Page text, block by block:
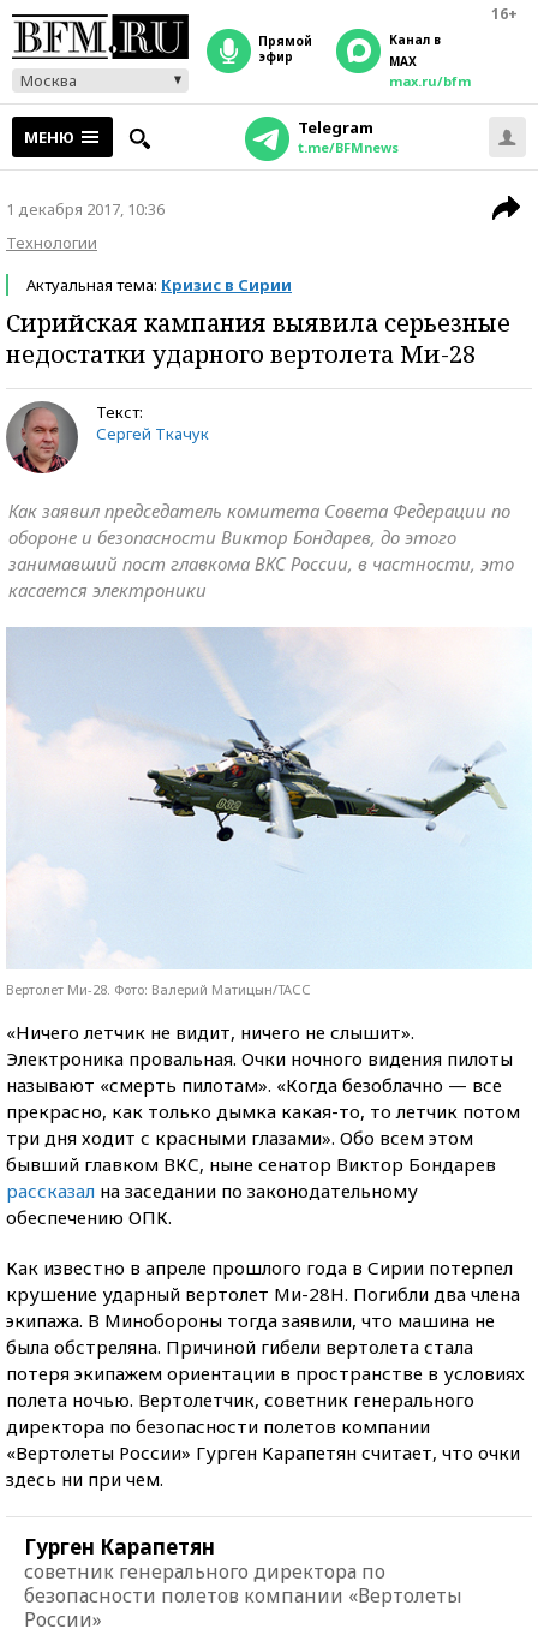
16+
Москва
прямой
эфир
Канал в
MAX
max.ru/bfm
МЕНЮ Telegram
t.me/BFMnews
1 декабря 2017, 10:36
Технологии
Актуальная тема: Кризис в Сирии
Сирийская кампания выявила серьезные
недостатки ударного вертолета Ми-28
Текст:
Сергей Ткачук
Как заявил председатель комитета Совета Федерации по
обороне и безопасности Виктор Бондарев, до этого
занимавший пост главкома ВКС России, в частности, это
касается электроники
Вертолет Ми-28. Фото: Валерий Матицын/ТАСС
«Ничего летчик не видит, ничего не слышит».
Электроника провальная. Очки ночного видения пилоты
называют «смерть пилотам». «Когда безоблачно — все
прекрасно, как только дымка какая-то, то летчик потом
три дня ходит с красными глазами». Обо всем этом
бывший главком ВКС, ныне сенатор Виктор Бондарев
рассказал на заседании по законодательному
обеспечению ОПК.
Как известно в апреле прошлого года в Сирии потерпел
крушение ударный вертолет Ми-28Н. Погибли два члена
экипажа. В Минобороны тогда заявили, что машина не
была обстреляна. Причиной гибели вертолета стала
потеря экипажем ориентации в пространстве в условиях
полета ночью. Вертолетчик, советник генерального
директора по безопасности полетов компании
«Вертолеты России» Гурген Карапетян считает, что очки
здесь ни при чем.
Гурген Карапетян
советник генерального директора по
безопасности полетов компании «Вертолеты
России»